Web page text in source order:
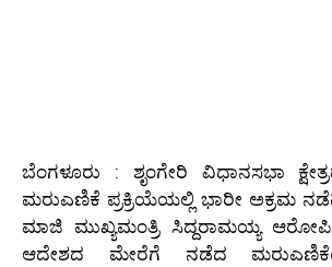
ಬೆಂಗಳೂರು : ಶೃಂಗೇರಿ ವಿಧಾನಸಭಾ
ಮರುಎಣಿಕೆ ಪ್ರಕ್ರಿಯೆಯಲ್ಲಿ ಭಾರೀ ಅಕ್ರಮ
ಮಾಜಿ ಮುಖ್ಯಮಂತ್ರಿ ಸಿದ್ದರಾಮಯ್ಯ
ಆದೇಶದ ಮೇರೆಗೆ ನಡೆದ